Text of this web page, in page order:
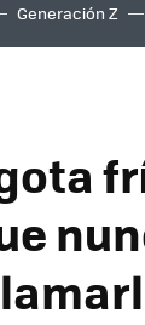
Generación Z